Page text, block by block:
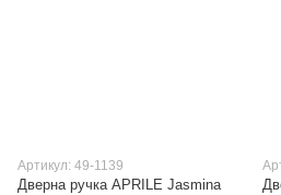
Артикул: 49-1139
Дверна ручка APRILE Jasmina